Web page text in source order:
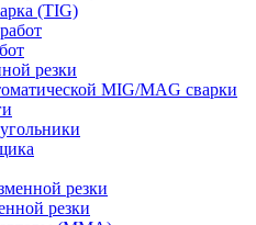
(TIG)
резки
MIG/MAG сварки
резки